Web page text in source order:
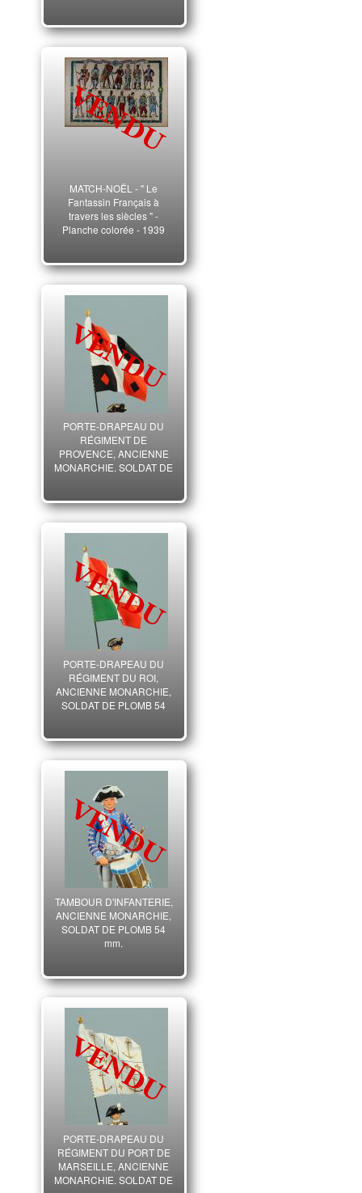
MATCH-NOËL - " Le
Fantassin Français à
travers les siècles " -
Planche colorée - 1939
PORTE-DRAPEAU DU
RÉGIMENT DE
PROVENCE, ANCIENNE
MONARCHIE, SOLDAT DE
PORTE-DRAPEAU DU
RÉGIMENT DU ROI,
ANCIENNE MONARCHIE,
SOLDAT DE PLOMB 54
TAMBOUR D'INFANTERIE,
ANCIENNE MONARCHIE,
SOLDAT DE PLOMB 54
mm.
PORTE-DRAPEAU DU
RÉGIMENT DU PORT DE
MARSEILLE, ANCIENNE
MONARCHIE, SOLDAT DE